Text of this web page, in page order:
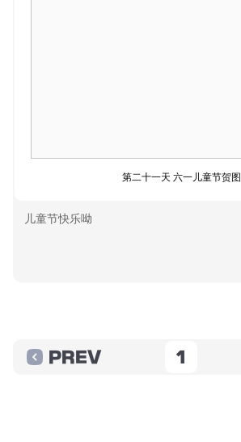
第二十一天 六一儿童节贺图
儿童节快乐呦
PREV 1